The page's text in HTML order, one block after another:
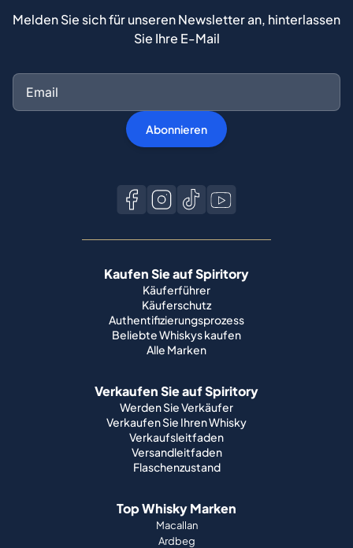
Melden Sie sich für unseren Newsletter an, hinterlassen
Sie Ihre E-Mail
Abonnieren
Kaufen Sie auf Spiritory
Käuferführer
Käuferschutz
Authentifizierungsprozess
Beliebte Whiskys kaufen
Alle Marken
Verkaufen Sie auf Spiritory
Werden Sie Verkäufer
Verkaufen Sie Ihren Whisky
Verkaufsleitfaden
Versandleitfaden
Flaschenzustand
Top Whisky Marken
Macallan
Ardbeg